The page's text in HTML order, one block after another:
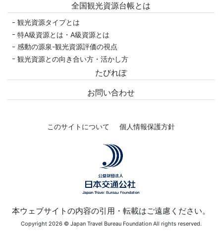
全国観光資源台帳とは
観光資源タイプとは
特A級資源とは・A級資源とは
感動の源泉-観光資源評価の視点
観光資源との向き合い方・活かし方
たびれぽ
お問い合わせ
このサイトについて 個人情報保護方針
本ウェブサイトの内容の引用・転載はご遠慮ください。
Copyright 2026 © Japan Travel Bureau Foundation All rights reserved.